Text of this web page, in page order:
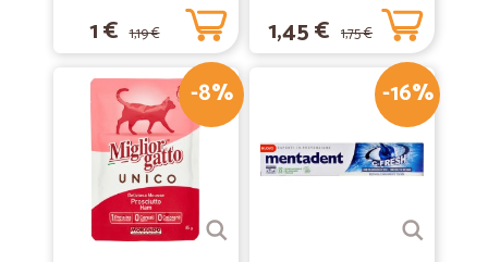
1 € 1,19 € 1,45 € 1,75 €
-8% -16%